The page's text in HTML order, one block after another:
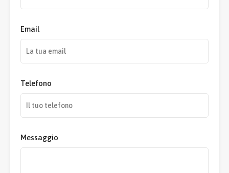
Email
Telefono
Messaggio